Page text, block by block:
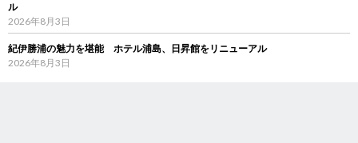
ル
2026年8月3日
紀伊勝浦の魅力を堪能 ホテル浦島、日昇館をリニューアル
2026年8月3日